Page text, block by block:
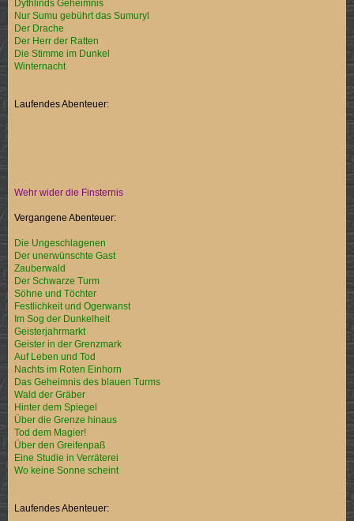
Dythlinds Geheimnis
Nur Sumu gebührt das Sumuryl
Der Drache
Der Herr der Ratten
Die Stimme im Dunkel
Winternacht
Laufendes Abenteuer:
Wehr wider die Finsternis
Vergangene Abenteuer:
Die Ungeschlagenen
Der unerwünschte Gast
Zauberwald
Der Schwarze Turm
Söhne und Töchter
Festlichkeit und Ogerwanst
Im Sog der Dunkelheit
Geisterjahrmarkt
Geister in der Grenzmark
Auf Leben und Tod
Nachts im Roten Einhorn
Das Geheimnis des blauen Turms
Wald der Gräber
Hinter dem Spiegel
Über die Grenze hinaus
Tod dem Magier!
Über den Greifenpaß
Eine Studie in Verräterei
Wo keine Sonne scheint
Laufendes Abenteuer: